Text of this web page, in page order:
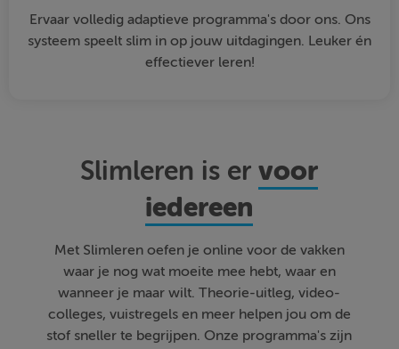
Ervaar volledig adaptieve programma's door ons. Ons
systeem speelt slim in op jouw uitdagingen. Leuker én
effectiever leren!
Slimleren is ervoor
iedereen
Met Slimleren oefen je online voor de vakken
waar je nog wat moeite mee hebt, waar en
wanneer je maar wilt. Theorie-uitleg, video-
colleges, vuistregels en meer helpen jou om de
stof sneller te begrijpen. Onze programma's zijn